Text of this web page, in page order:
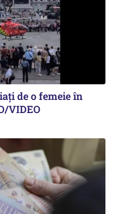
de o femeie în
VIDEO